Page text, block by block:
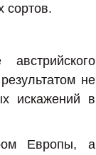
сортов.
не
искажений в
Европы, а